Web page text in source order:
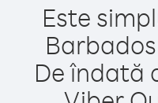
Este
De îndată